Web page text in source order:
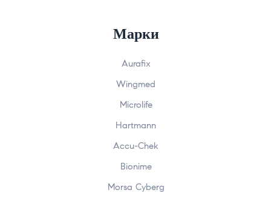
Марки
Aurafix
Wingmed
Microlife
Hartmann
Accu-Chek
Bionime
Morsa Cyberg